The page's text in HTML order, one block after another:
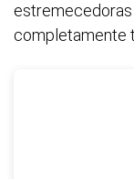
estremecedoras
completamente